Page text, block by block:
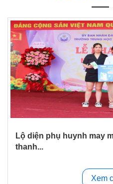
Lộ diện phụ huynh may
thanh...
Xem